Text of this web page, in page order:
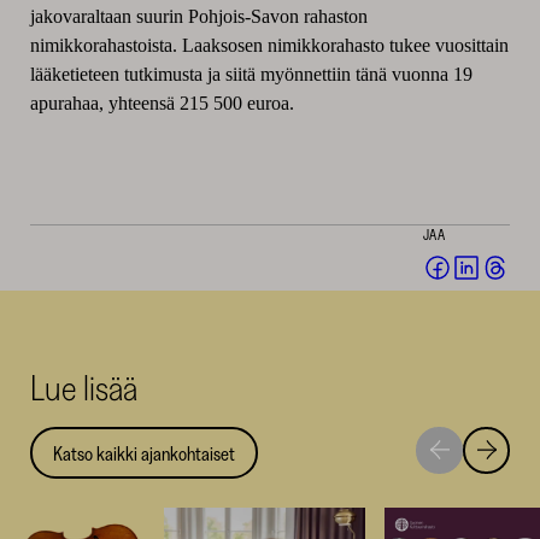
jakovaraltaan suurin Pohjois-Savon rahaston
nimikkorahastoista. Laaksosen nimikkorahasto tukee vuosittain
lääketieteen tutkimusta ja siitä myönnettiin tänä vuonna 19
apurahaa, yhteensä 215 500 euroa.
JAA
Jaa Jaa
Lue lisää
Katso kaikki ajankohtaiset
Siirry
seuraavaan
Siirry